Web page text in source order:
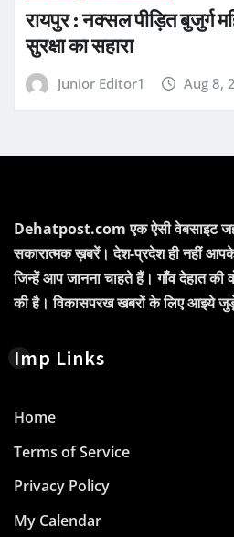
रायपुर : नक्सल पीड़ित बुजुर्ग
सुरक्षा का सहारा
Junior Editor1 Aug 8,
Dehatpost.com एक ऐसी वेबसाइट
सकारात्मक ख़बरें। देश-प्रदेश ही नहीं
जिन्हें आप जानना चाहते हैं। गाँव देहात
की है। विकासपरख खबरों के लिए आइये
Imp Links
Home
Terms of Service
Privacy Policy
My Calendar